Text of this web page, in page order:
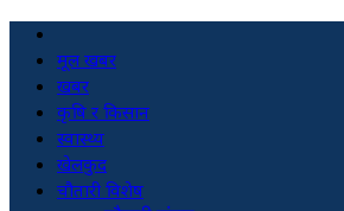
मूल खबर
खबर
कृषि र किसान
स्वास्थ्य
खेलकुद
चौतारी विशेष